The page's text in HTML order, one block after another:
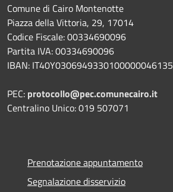
Comune di Cairo Montenotte
Piazza della Vittoria, 29, 17014
Codice Fiscale: 00334690096
Partita IVA: 00334690096
IBAN: IT40Y0306949330100000046135
PEC: protocollo@pec.comunecairo.it
Centralino Unico: 019 507071
Prenotazione appuntamento
Segnalazione disservizio